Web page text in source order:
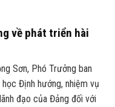
về phát triển hài
Sơn, Phó Trưởng ban
Định hướng, nhiệm vụ
đạo của Đảng đối với